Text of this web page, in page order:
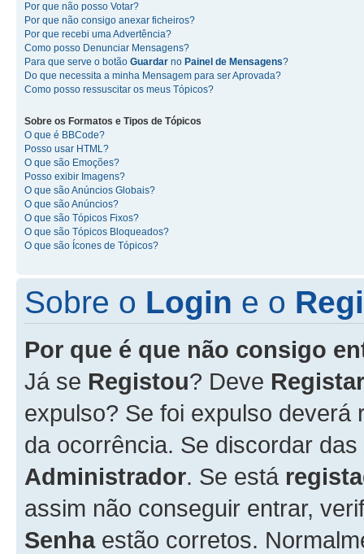
Por que não posso Votar?
Por que não consigo anexar ficheiros?
Por que recebi uma Advertência?
Como posso Denunciar Mensagens?
Para que serve o botão Guardar no Painel de Mensagens?
Do que necessita a minha Mensagem para ser Aprovada?
Como posso ressuscitar os meus Tópicos?
Sobre os Formatos e Tipos de Tópicos
O que é BBCode?
Posso usar HTML?
O que são Emoções?
Posso exibir Imagens?
O que são Anúncios Globais?
O que são Anúncios?
O que são Tópicos Fixos?
O que são Tópicos Bloqueados?
O que são Ícones de Tópicos?
Sobre o Login e o
Por que é que não consigo
Já se Registou? Deve
expulso? Se foi expulso
da ocorrência. Se discordar
Administrador. Se está
assim não conseguir entrar,
Senhaestão corretos.